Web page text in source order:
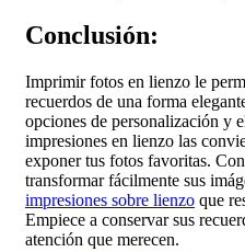
Conclusión:
Imprimir fotos en lienzo le
recuerdos de una forma
opciones de personalización y
impresiones en lienzo las
exponer tus fotos favoritas.
transformar fácilmente sus
impresiones sobre lienzo que
Empiece a conservar sus
atención que merecen.